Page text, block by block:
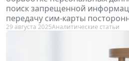
поиск запрещенной
передачу сим-карты
29 августа 2025Аналитические статьи